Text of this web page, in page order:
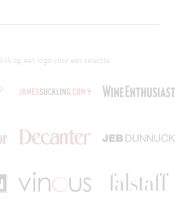
Klik op een logo voor een selectie: